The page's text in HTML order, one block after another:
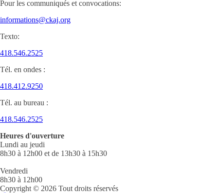
Pour les communiqués et convocations:
informations@ckaj.org
Texto:
418.546.2525
Tél. en ondes :
418.412.9250
Tél. au bureau :
418.546.2525
Heures d'ouverture
Lundi au jeudi
8h30 à 12h00 et de 13h30 à 15h30
Vendredi
8h30 à 12h00
Copyright © 2026 Tout droits réservés